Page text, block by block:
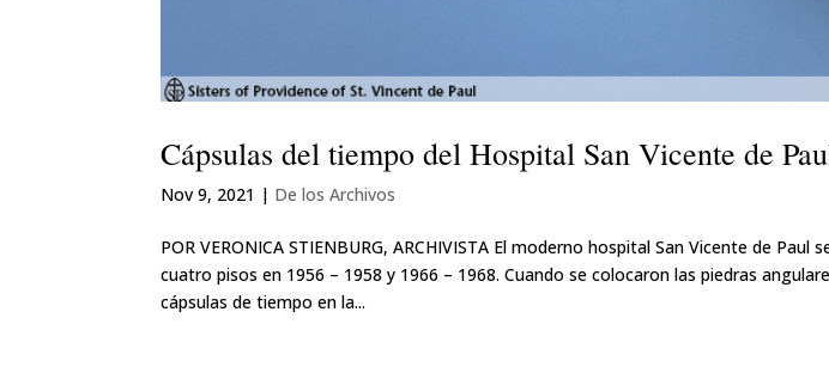
Cápsulas del tiempo del Hospital San Vicente de
Nov 9, 2021 | De los Archivos
POR VERONICA STIENBURG, ARCHIVISTA El moderno hospital San Vicente de
cuatro pisos en 1956 – 1958 y 1966 – 1968. Cuando se colocaron las piedras
cápsulas de tiempo en la...